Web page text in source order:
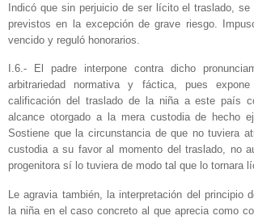
Indicó que sin perjuicio de ser lícito el traslado, se
previstos en la excepción de grave riesgo.
vencido y reguló honorarios.
I.6.- El padre interpone contra dicho
arbitrariedad normativa y fáctica, pues
calificación del traslado de la niña a este país
alcance otorgado a la mera custodia de hecho
Sostiene que la circunstancia de que no tuviera
custodia a su favor al momento del traslado, no
progenitora sí lo tuviera de modo tal que lo tornara
Le agravia también, la interpretación del principio
la niña en el caso concreto al que aprecia como